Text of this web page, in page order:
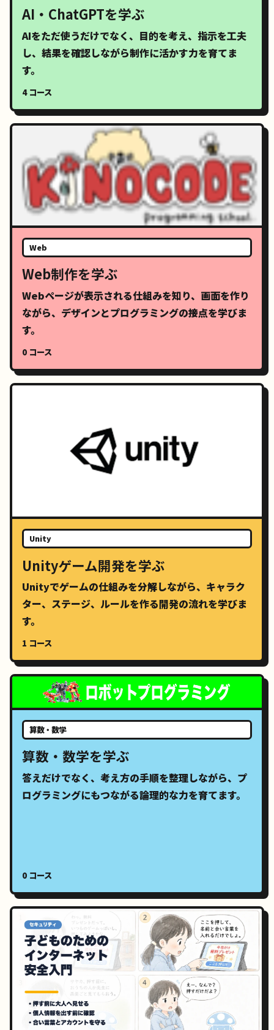
AI・ChatGPTを学ぶ
AIをただ使うだけでなく、目的を考え、指示を工夫
し、結果を確認しながら制作に活かす力を育てま
す。
4 コース
Web
Web制作を学ぶ
Webページが表示される仕組みを知り、画面を作り
ながら、デザインとプログラミングの接点を学びま
す。
0 コース
Unity
Unityゲーム開発を学ぶ
Unityでゲームの仕組みを分解しながら、キャラク
ター、ステージ、ルールを作る開発の流れを学びま
す。
1 コース
算数・数学
算数・数学を学ぶ
答えだけでなく、考え方の手順を整理しながら、プ
ログラミングにもつながる論理的な力を育てます。
0 コース